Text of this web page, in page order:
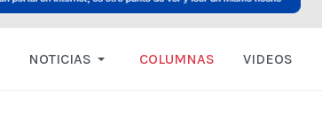
NOTICIAS COLUMNAS VIDEOS